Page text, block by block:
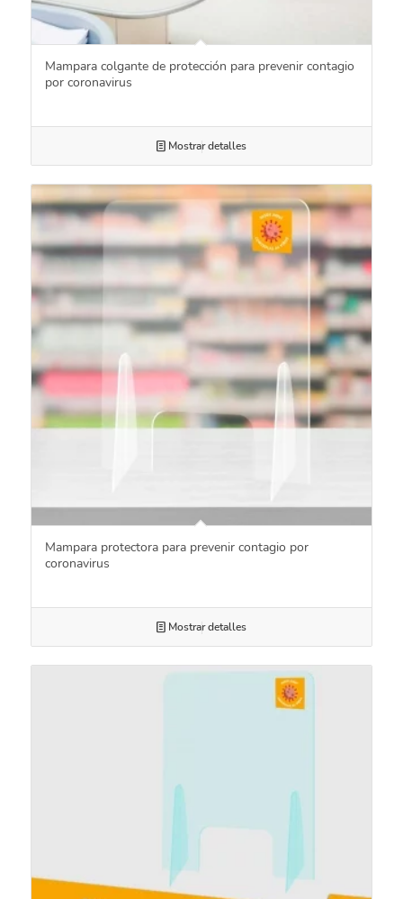
Mampara colgante de protección para prevenir contagio
por coronavirus
Mostrar detalles
Mampara protectora para prevenir contagio por
coronavirus
Mostrar detalles